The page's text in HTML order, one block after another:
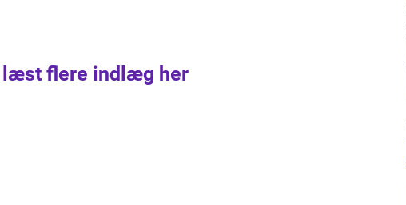
læst flere indlæg her